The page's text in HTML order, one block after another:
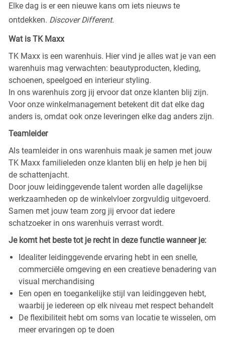
Elke dag is er een nieuwe kans om iets nieuws te
ontdekken. Discover Different.
Wat is TK Maxx
TK Maxx is een warenhuis. Hier vind je alles wat je van een
warenhuis mag verwachten: beautyproducten, kleding,
schoenen, speelgoed en interieur styling.
In ons warenhuis zorg jij ervoor dat onze klanten blij zijn.
Voor onze winkelmanagement betekent dit dat elke dag
anders is, omdat ook onze leveringen elke dag anders zijn.
Teamleider
Als teamleider in ons warenhuis maak je samen met jouw
TK Maxx familieleden onze klanten blij en help je hen bij
de schattenjacht.
Door jouw leidinggevende talent worden alle dagelijkse
werkzaamheden op de winkelvloer zorgvuldig uitgevoerd.
Samen met jouw team zorg jij ervoor dat iedere
schatzoeker in ons warenhuis verrast wordt.
Je komt het beste tot je recht in deze functie wanneer je:
Idealiter leidinggevende ervaring hebt in een snelle,
commerciële omgeving en een creatieve benadering van
visual merchandising
Een open en toegankelijke stijl van leidinggeven hebt,
waarbij je iedereen op elk niveau met respect behandelt
De flexibiliteit hebt om soms van locatie te wisselen, om
meer ervaringen op te doen